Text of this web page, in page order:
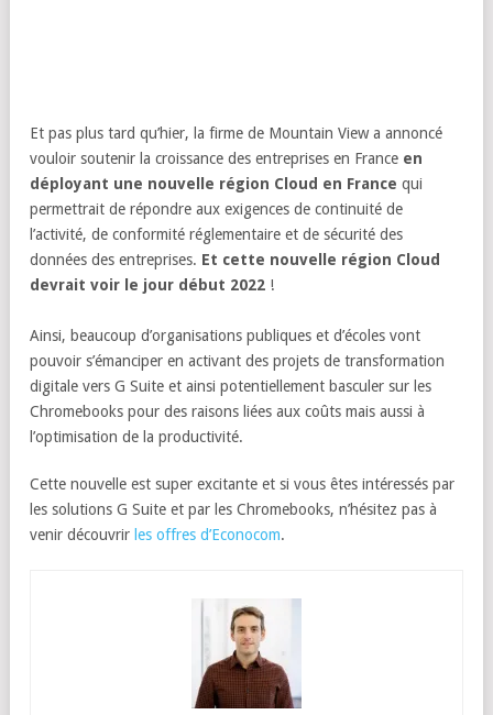
Et pas plus tard qu’hier, la firme de Mountain View a annoncé
vouloir soutenir la croissance des entreprises en France en
déployant une nouvelle région Cloud en France qui
permettrait de répondre aux exigences de continuité de
l’activité, de conformité réglementaire et de sécurité des
données des entreprises. Et cette nouvelle région Cloud
devrait voir le jour début 2022 !
Ainsi, beaucoup d’organisations publiques et d’écoles vont
pouvoir s’émanciper en activant des projets de transformation
digitale vers G Suite et ainsi potentiellement basculer sur les
Chromebooks pour des raisons liées aux coûts mais aussi à
l’optimisation de la productivité.
Cette nouvelle est super excitante et si vous êtes intéressés par
les solutions G Suite et par les Chromebooks, n’hésitez pas à
venir découvrir les offres d’Econocom.